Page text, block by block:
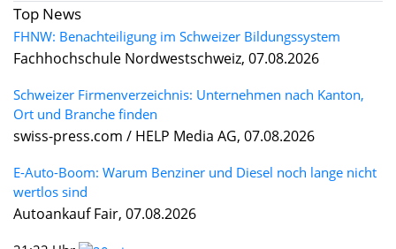
Top News
FHNW: Benachteiligung im Schweizer Bildungssystem
Fachhochschule Nordwestschweiz, 07.08.2026
Schweizer Firmenverzeichnis: Unternehmen nach Kanton,
Ort und Branche finden
swiss-press.com / HELP Media AG, 07.08.2026
E-Auto-Boom: Warum Benziner und Diesel noch lange nicht
wertlos sind
Autoankauf Fair, 07.08.2026